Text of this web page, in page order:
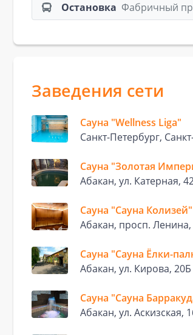
Остановка Фабричный
Заведения сети
Сауна "Wellness Liga"
Санкт-Петербург,
Сауна "Золотая
Абакан, ул. Катерная,
Сауна "Сауна Колизей"
Абакан, просп.
Сауна "Сауна Ёлки-
Абакан, ул. Кирова, 20Б
Сауна "Сауна
Абакан, ул. Аскизская,